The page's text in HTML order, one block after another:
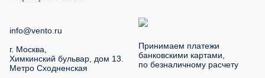
info@vento.ru
г. Москва,
Химкинский бульвар, дом 13.
Метро Сходненская
Принимаем платежи
банковскими картами,
по безналичному расчету